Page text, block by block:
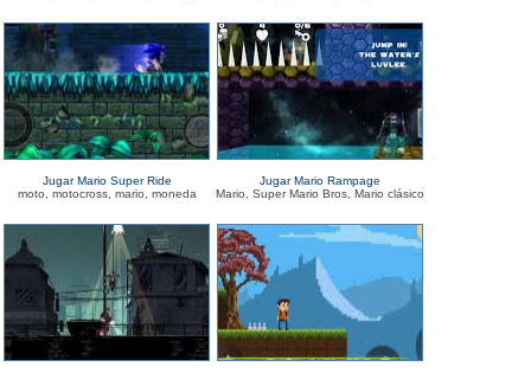
Jugar Mario Super Ride
moto, motocross, mario, moneda
Jugar Mario Rampage
Mario, Super Mario Bros, Mario clásico